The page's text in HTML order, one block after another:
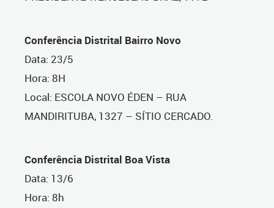
Conferência Distrital Bairro Novo
Data: 23/5
Hora: 8H
Local: ESCOLA NOVO ÉDEN – RUA
MANDIRITUBA, 1327 – SÍTIO CERCADO.
Conferência Distrital Boa Vista
Data: 13/6
Hora: 8h